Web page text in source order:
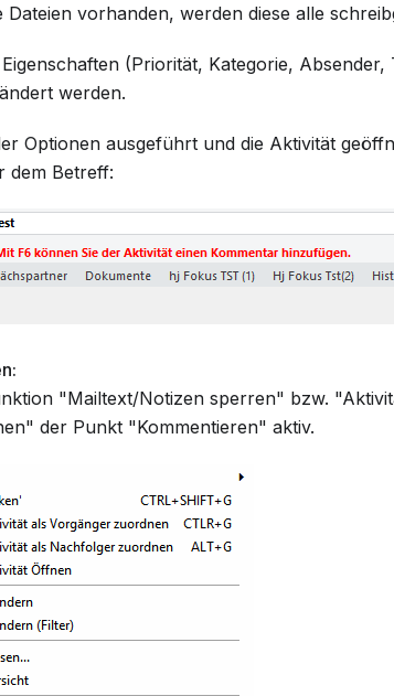
Dateien vorhanden, werden diese alle
(Priorität, Kategorie,
werden.
Optionen ausgeführt und die Aktivität
dem Betreff:
"Mailtext/Notizen sperren" bzw.
der Punkt "Kommentieren" aktiv.